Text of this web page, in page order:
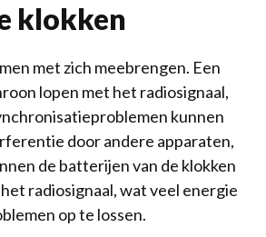
klokken
met zich meebrengen. Een
lopen met het radiosignaal,
kunnen
door andere apparaten,
de batterijen van de klokken
radiosignaal, wat veel energie
op te lossen.